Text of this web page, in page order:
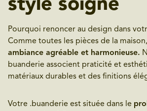
style soigné
Pourquoi renoncer au design dans
Comme toutes les pièces de la
ambiance agréable et harmonieuse.
buanderie associent praticité et
matériaux durables et des finitions
Votre .buanderie est située dans le